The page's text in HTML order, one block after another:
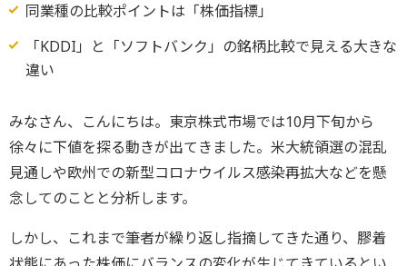
同業種の比較ポイントは「株価指標」
「KDDI」と「ソフトバンク」の銘柄比較で見える大きな
違い
みなさん、こんにちは。東京株式市場では10月下旬から
徐々に下値を探る動きが出てきました。米大統領選の混乱
見通しや欧州での新型コロナウイルス感染再拡大などを懸
念してのことと分析します。
しかし、これまで筆者が繰り返し指摘してきた通り、膠着